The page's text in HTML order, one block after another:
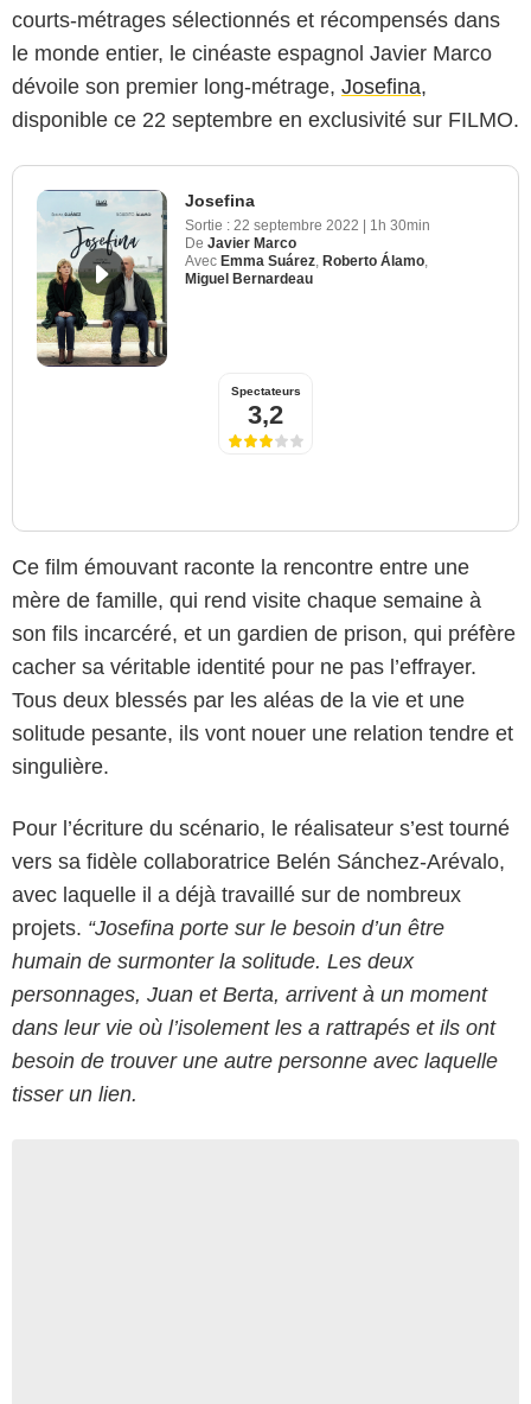
courts-métrages sélectionnés et récompensés dans
le monde entier, le cinéaste espagnol Javier Marco
dévoile son premier long-métrage, Josefina,
disponible ce 22 septembre en exclusivité sur FILMO.
Josefina
Sortie : 22 septembre 2022 | 1h 30min
De Javier Marco
Avec Emma Suárez Roberto Álamo
Miguel Bernardeau
Spectateurs
3,2
Ce film émouvant raconte la rencontre entre une
mère de famille, qui rend visite chaque semaine à
son fils incarcéré, et un gardien de prison, qui préfère
cacher sa véritable identité pour ne pas l’effrayer.
Tous deux blessés par les aléas de la vie et une
solitude pesante, ils vont nouer une relation tendre et
singulière.
Pour l’écriture du scénario, le réalisateur s’est tourné
vers sa fidèle collaboratrice Belén Sánchez-Arévalo,
avec laquelle il a déjà travaillé sur de nombreux
projets. “Josefina porte sur le besoin d’un être
humain de surmonter la solitude. Les deux
personnages, Juan et Berta, arrivent à un moment
dans leur vie où l’isolement les a rattrapés et ils ont
besoin de trouver une autre personne avec laquelle
tisser un lien.